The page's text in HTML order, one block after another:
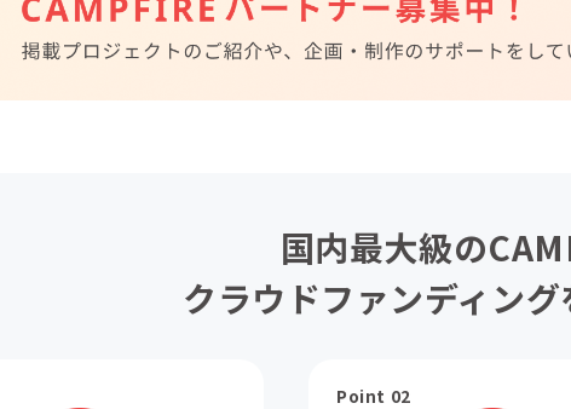
国内最大級の
クラウドファンディン
Point 02